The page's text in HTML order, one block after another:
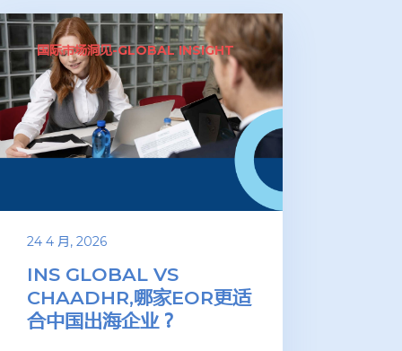
国际市场洞见-GLOBAL INSIGHT
24 4 月, 2026
INS GLOBAL VS
CHAADHR,哪家EOR更适
合中国出海企业？